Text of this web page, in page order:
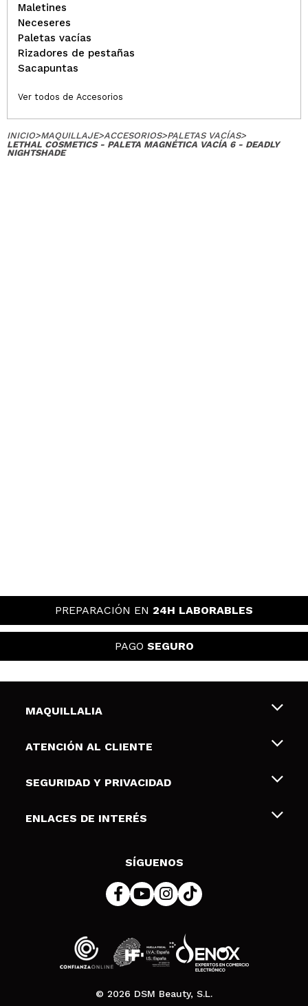
Maletines
Neceseres
Paletas vacías
Rizadores de pestañas
Sacapuntas
Ver todos de Accesorios
INICIO>MAQUILLAJE>ACCESORIOS>PALETAS VACÍAS>
LETHAL COSMETICS - PALETA MAGNÉTICA VACÍA 6 - DEADLY
NIGHTSHADE
PREPARACIÓN EN 24H LABORABLES
PAGO SEGURO
MAQUILLALIA
Sobre nosotros
Tarjetas de Regalo
ATENCIÓN AL CLIENTE
Envíos y devoluciones
Formas de pago
SEGURIDAD Y PRIVACIDAD
Terminos y condiciones de uso
Política de cookies
ENLACES DE INTERÉS
SÍGUENOS
© 2026 DSM Beauty, S.L.